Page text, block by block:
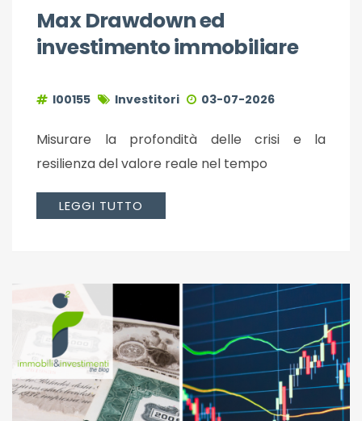
Max Drawdown ed
investimento immobiliare
I00155 Investitori 03-07-2026
Misurare la profondità delle crisi e la
resilienza del valore reale nel tempo
LEGGI TUTTO